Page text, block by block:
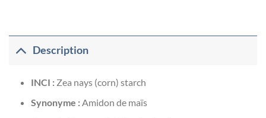
Description
INCI :Zea nays (corn) starch
Synonyme :Amidon de maïs